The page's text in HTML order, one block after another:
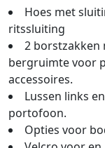
Hoes met
ritssluiting
2 borstzakken
bergruimte voor
accessoires.
Lussen links
portofoon.
Opties voor